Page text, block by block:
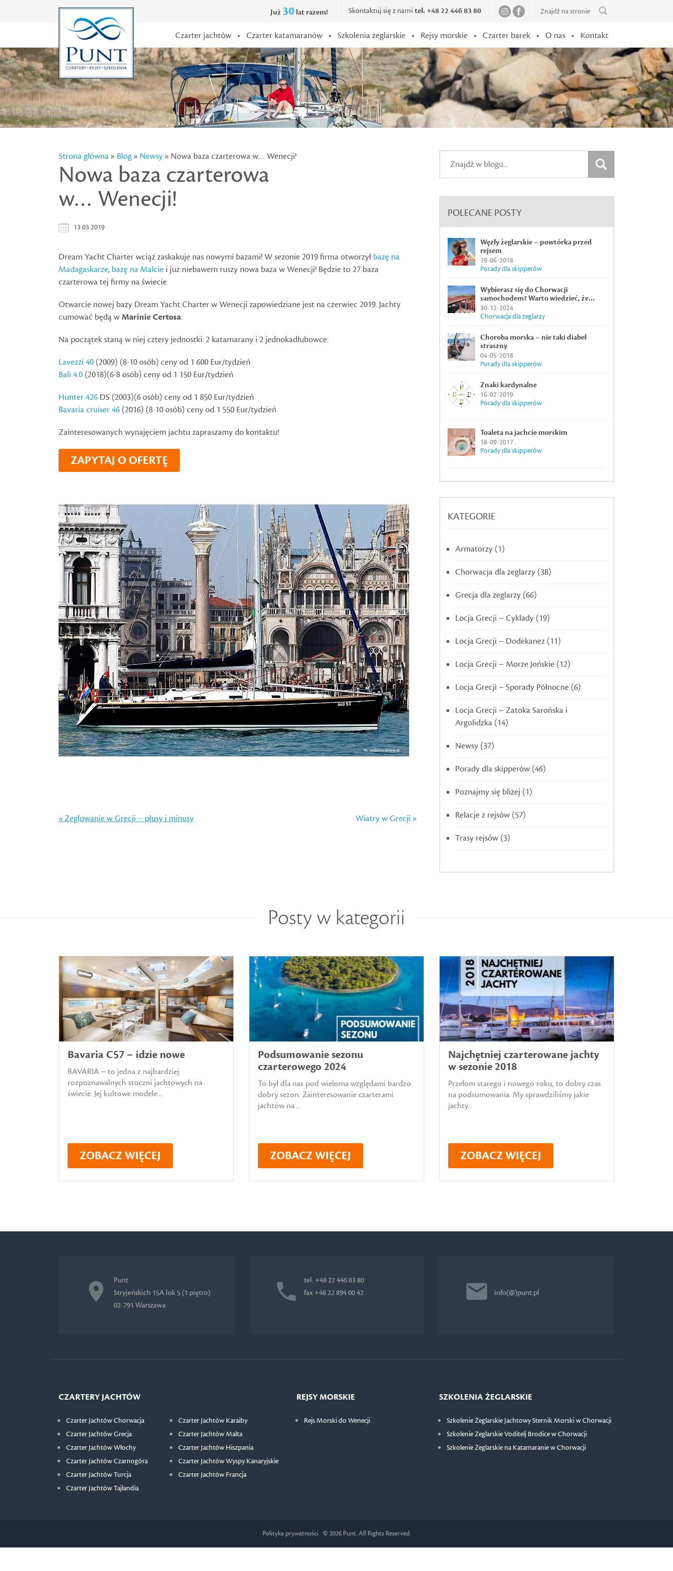
Skontaktuj się z nami tel. +48 22 446 83 80
Już 30 lat razem!
Czarter jachtów • Czarter katamaranów • Szkolenia żeglarskie • Rejsy morskie • Czarter barek • O nas • Kontakt
Strona główna» Blog» Newsy» Nowa baza czarterowa w… Wenecji!
Nowa baza czarterowa
w… Wenecji!
13 03 2019
Dream Yacht Charter wciąż zaskakuje nas nowymi bazami! W sezonie 2019 firma otworzyłbazę na
Madagaskarze, bazę na Malcie i już niebawem ruszy nowa baza w Wenecji! Będzie to 27 baza
czarterowa tej firmy na świecie.
Otwarcie nowej bazy Dream Yacht Charter w Wenecji zapowiedziane jest na czerwiec 2019. Jachty
cumować będą wMarinie Certosa.
Na początek staną w niej cztery jednostki: 2 katamarany i 2 jednokadłubowce:
Lavezzi 40 (2009) (8-10 osób) ceny od 1 600 Eur/tydzień
Bali 4.0 (2018)(6-8 osób) ceny od 1 150 Eur/tydzień
Hunter 426 DS (2003)(6 osób) ceny od 1 850 Eur/tydzień
Bavaria cruiser 46 (2016) (8-10 osób) ceny od 1 550 Eur/tydzień
Zainteresowanych wynajęciem jachtu zapraszamy do kontaktu!
ZAPYTAJ O OFERTĘ
« Żeglowanie w Grecji – plusy i minusy Wiatry w Grecji »
POLECANE POSTY
Węzły żeglarskie – powtórka przed
rejsem
19-06-2018
Porady dla skipperów
Wybierasz się do Chorwacji
samochodem? Warto wiedzieć, że…
30-12-2024
Chorwacja dla żeglarzy
Choroba morska – nie taki diabeł
straszny
04-05-2018
Porady dla skipperów
Znaki kardynalne
16-02-2019
Porady dla skipperów
Toaleta na jachcie morskim
18-09-2017
Porady dla skipperów
KATEGORIE
Armatorzy (1)
Chorwacja dla żeglarzy (38)
Grecja dla żeglarzy (66)
Locja Grecji – Cyklady (19)
Locja Grecji – Dodekanez (11)
Locja Grecji – Morze Jońskie (12)
Locja Grecji – Sporady Północne (6)
Locja Grecji – Zatoka Sarońska i
Argolidzka (14)
Newsy (37)
Porady dla skipperów (46)
Poznajmy się bliżej (1)
Relacje z rejsów (57)
Trasy rejsów (3)
Posty w kategorii
Bavaria C57 – idzie nowe
BAVARIA – to jedna z najbardziej
rozpoznawalnych stoczni jachtowych na
świecie. Jej kultowe modele...
ZOBACZ WIĘCEJ
Podsumowanie sezonu
czarterowego 2024
To był dla nas pod wieloma względami bardzo
dobry sezon. Zainteresowanie czarterami
jachtów na...
ZOBACZ WIĘCEJ
Najchętniej czarterowane jachty
w sezonie 2018
Przełom starego i nowego roku, to dobry czas
na podsumowania. My sprawdziliśmy jakie
jachty...
ZOBACZ WIĘCEJ
Punt
Stryjeńskich 15A lok 5 (1 piętro)
02-791 Warszawa
tel. +48 22 446 83 80
fax +48 22 894 00 42
info(@)punt.pl
CZARTERY JACHTÓW
Czarter Jachtów Chorwacja
Czarter Jachtów Grecja
Czarter Jachtów Włochy
Czarter Jachtów Czarnogóra
Czarter Jachtów Turcja
Czarter Jachtów Tajlandia
Czarter Jachtów Karaiby
Czarter Jachtów Malta
Czarter Jachtów Hiszpania
Czarter Jachtów Wyspy Kanaryjskie
Czarter Jachtów Francja
REJSY MORSKIE
Rejs Morski do Wenecji
SZKOLENIA ŻEGLARSKIE
Szkolenie Żeglarskie Jachtowy Sternik Morski w Chorwacji
Szkolenie Żeglarskie Voditelj Brodice w Chorwacji
Szkolenie Żeglarskie na Katamaranie w Chorwacji
Polityka prywatności © 2026 Punt. All Rights Reserved.